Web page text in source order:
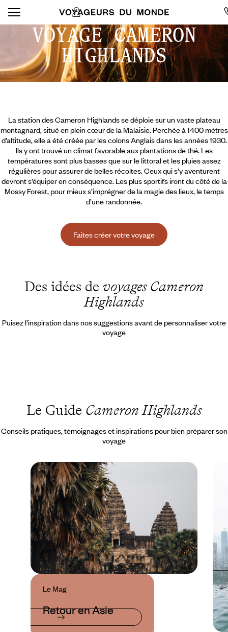
VOYAGE CAMERON
HIGHLANDS
La station des Cameron Highlands se déploie sur un vaste plateau
montagnard, situé en plein cœur de la Malaisie. Perchée à 1400 mètres
d’altitude, elle a été créée par les colons Anglais dans les années 1930.
Ils y ont trouvé un climat favorable aux plantations de thé. Les
températures sont plus basses que sur le littoral et les pluies assez
régulières pour assurer de belles récoltes. Ceux qui s’y aventurent
devront s’équiper en conséquence. Les plus sportifs iront du côté de la
Mossy Forest, pour mieux s’imprégner de la magie des lieux, le temps
d’une randonnée.
Faites créer votre voyage
Des idées de voyages Cameron
Highlands
Puisez l’inspiration dans nos suggestions avant de personnaliser votre
voyage
Le Guide Cameron Highlands
Conseils pratiques, témoignages et inspirations pour bien préparer son
voyage
Le Mag
Retour en Asie